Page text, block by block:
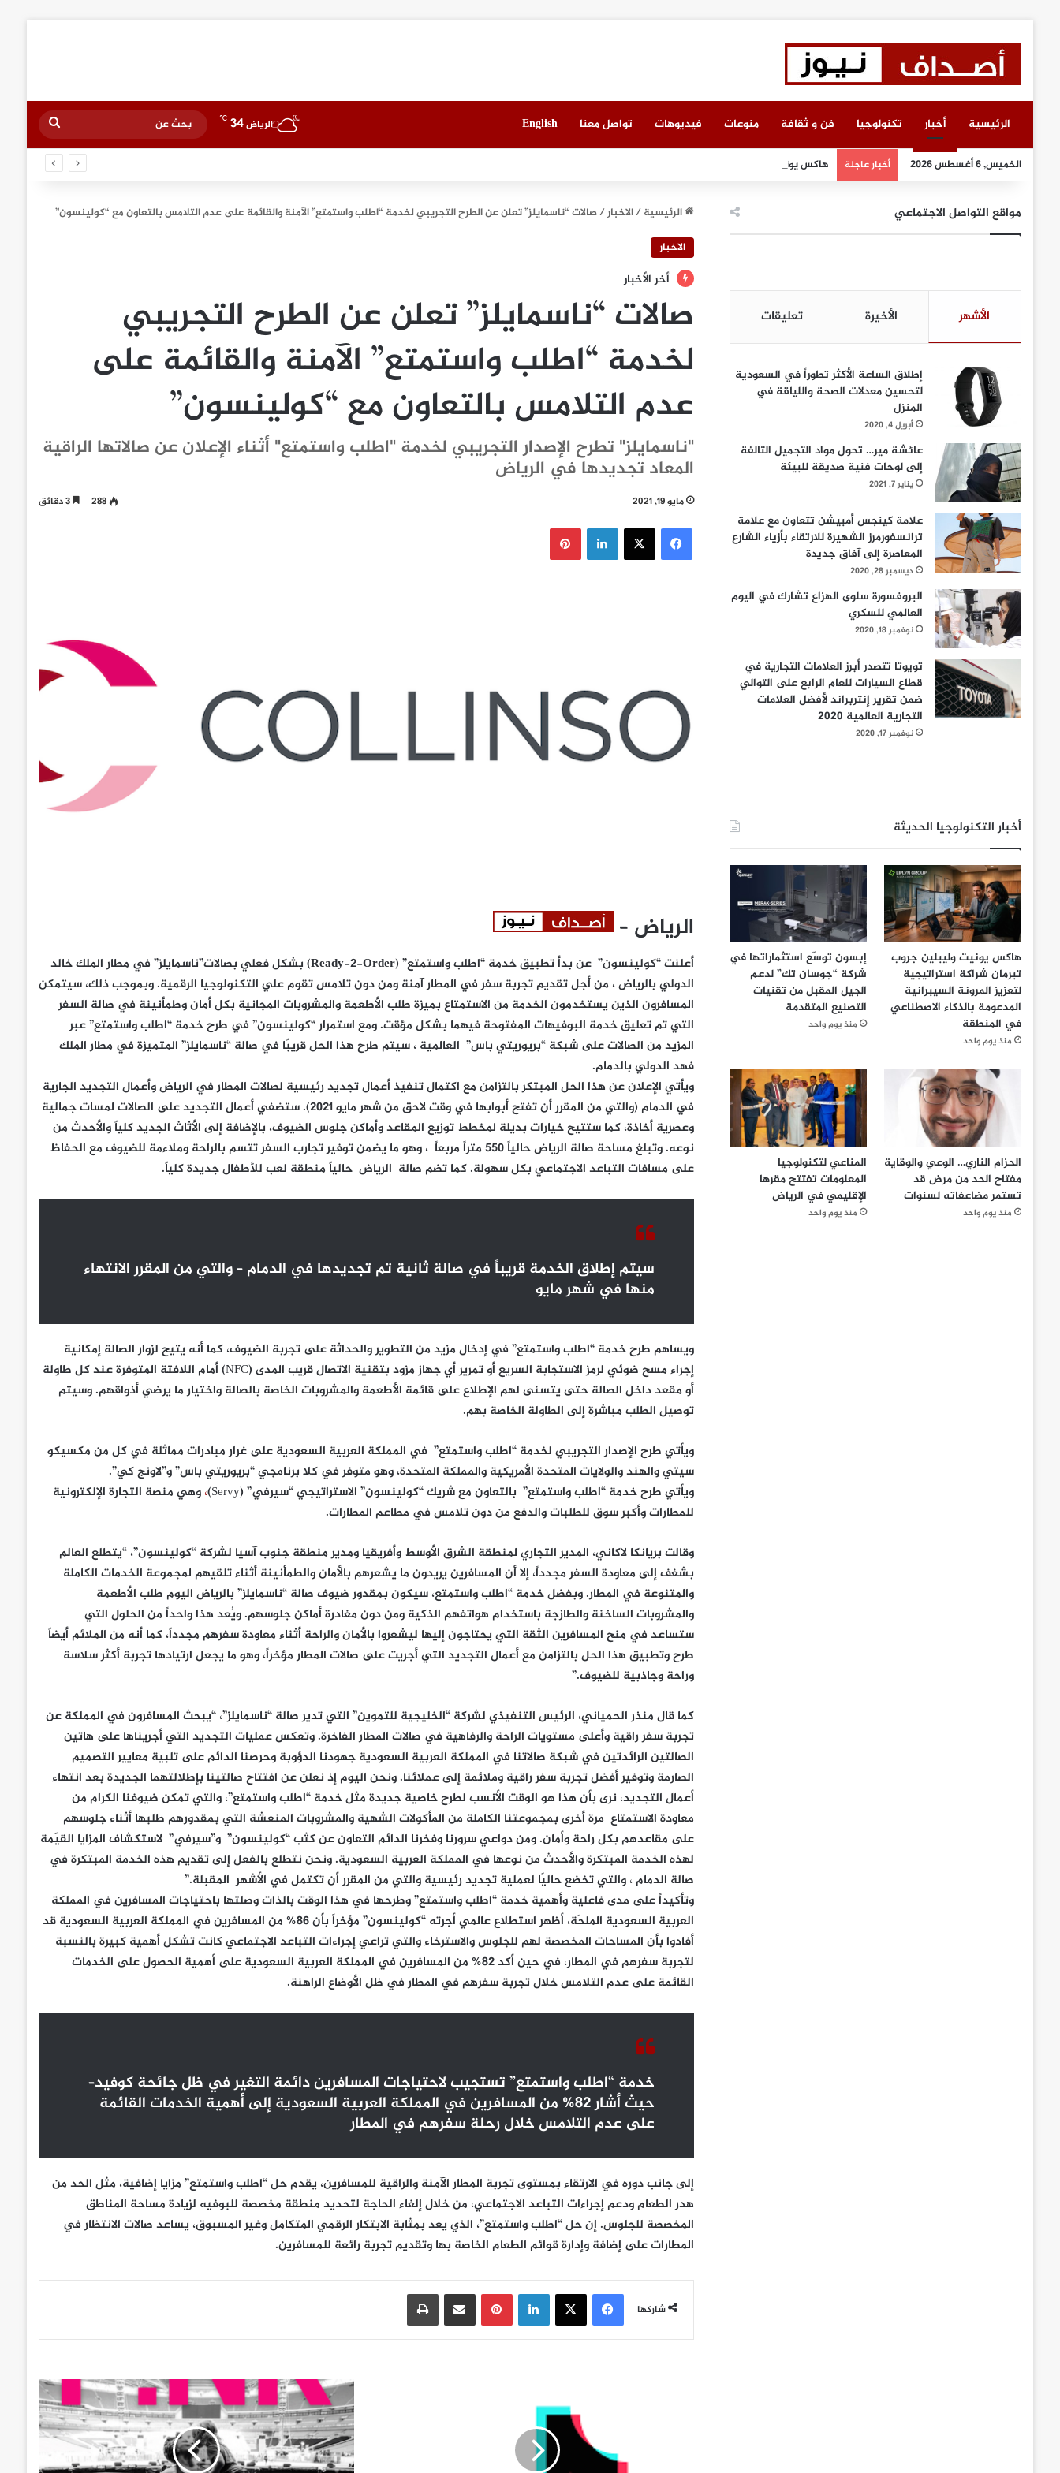
الرئيسية أخبار تكنولوجيا فن و ثقافة منوعات فيديوهات تواصل معنا English الرياض34
℃
بحث
عن
الخميس, 6 أغسطس 2026 أخبار عاجلة هاكس يونيت وليبلين جروب تبرمان شراكة استراتيجية لتعزيز المرونة السيبرانية المدعومة بالذكاء الاصطناعي في المنطقة
الرئيسية/الاخبار/صالات “ناسمايلز” تعلن عن الطرح التجريبي لخدمة “اطلب واستمتع” الآمنة والقائمة على عدم التلامس بالتعاون مع “كولينسون”
الاخبار
أخر الأخبار
صالات “ناسمايلز” تعلن عن الطرح التجريبي
لخدمة “اطلب واستمتع” الآمنة والقائمة على
عدم التلامس بالتعاون مع “كولينسون”
"ناسمايلز" تطرح الإصدار التجريبي لخدمة "اطلب واستمتع" أثناء الإعلان عن صالاتها الراقية
المعاد تجديدها في الرياض
مايو 19, 2021 288 3 دقائق
فيسبوك ‫X لينكدإن
الرياض –
أعلنت “كولينسون” عن بدأ تطبيق خدمة “اطلب واستمتع” (Ready-2-Order) بشكل فعلي بصالات”ناسمايلز” في مطار الملك خالد
الدولي بالرياض ، من أجل تقديم تجربة سفر في المطار آمنة ومن دون تلامس تقوم علي التكنولوجيا الرقمية. وبموجب ذلك، سيتمكن
المسافرون الذين يستخدمون الخدمة من الاستمتاع بميزة طلب الأطعمة والمشروبات المجانية بكل أمان وطمأنينة في صالة السفر
التي تم تعليق خدمة البوفيهات المفتوحة فيهما بشكل مؤقت. ومع استمرار “كولينسون” في طرح خدمة “اطلب واستمتع” عبر
المزيد من الصالات على شبكة “بريوريتي باس” العالمية ، سيتم طرح هذا الحل قريبًا في صالة “ناسمايلز” المتميزة في مطار الملك
فهد الدولي بالدمام.
ويأتي الإعلان عن هذا الحل المبتكر بالتزامن مع اكتمال تنفيذ أعمال تجديد رئيسية لصالات المطار في الرياض وأعمال التجديد الجارية
في الدمام (والتي من المقرر أن تفتح أبوابها في وقت لاحق من شهر مايو 2021). ستضفي أعمال التجديد على الصالات لمسات جمالية
وعصرية أخاذة، كما ستتيح خيارات بديلة لمخطط توزيع المقاعد وأماكن جلوس الضيوف، بالإضافة إلى الأثاث الجديد كلياً والأحدث من
نوعه. وتبلغ مساحة صالة الرياض حالياً 550 متراً مربعاً ، وهو ما يضمن توفير تجارب السفر تتسم بالراحة وملاءمة للضيوف مع الحفاظ
على مسافات التباعد الاجتماعي بكل سهولة. كما تضم صالة الرياض حالياً منطقة لعب للأطفال جديدة كلياً.
سيتم إطلاق الخدمة قريباً في صالة ثانية تم تجديدها في الدمام – والتي من المقرر الانتهاء
منها في شهر مايو
ويساهم طرح خدمة “اطلب واستمتع” في إدخال مزيد من التطوير والحداثة على تجربة الضيوف، كما أنه يتيح لزوار الصالة إمكانية
إجراء مسح ضوئي لرمز الاستجابة السريع أو تمرير أي جهاز مزود بتقنية الاتصال قريب المدى (NFC) أمام اللافتة المتوفرة عند كل طاولة
أو مقعد داخل الصالة حتى يتسنى لهم الإطلاع على قائمة الأطعمة والمشروبات الخاصة بالصالة واختيار ما يرضي أذواقهم. وسيتم
توصيل الطلب مباشرة إلى الطاولة الخاصة بهم.
ويأتي طرح الإصدار التجريبي لخدمة “اطلب واستمتع” في المملكة العربية السعودية على غرار مبادرات مماثلة في كل من مكسيكو
سيتي والهند والولايات المتحدة الأمريكية والمملكة المتحدة، وهو متوفر في كلا برنامجي “بريوريتي باس” و”لاونج كي”.
ويأتي طرح خدمة “اطلب واستمتع” بالتعاون مع شريك “كولينسون” الاستراتيجي “سيرفي” (Servy)
، وهي منصة التجارة الإلكترونية
للمطارات وأكبر سوق للطلبات والدفع من دون تلامس في مطاعم المطارات.
وقالت بريانكا لاكاني، المدير التجاري لمنطقة الشرق الأوسط وأفريقيا ومدير منطقة جنوب آسيا لشركة“كولينسون”، “يتطلع العالم
بشغف إلى معاودة السفر مجدداً، إلا أن المسافرين يريدون ما يشعرهم بالأمان والطمأنينة أثناء تلقيهم لمجموعة الخدمات الكاملة
والمتنوعة في المطار. وبفضل خدمة “اطلب واستمتع، سيكون بمقدور ضيوف صالة “ناسمايلز” بالرياض اليوم طلب الأطعمة
والمشروبات الساخنة والطازجة باستخدام هواتفهم الذكية ومن دون مغادرة أماكن جلوسهم. ويُعد هذا واحداً من الحلول التي
ستساعد في منح المسافرين الثقة التي يحتاجون إليها ليشعروا بالأمان والراحة أثناء معاودة سفرهم مجدداً، كما أنه من الملائم أيضاً
طرح وتطبيق هذا الحل بالتزامن مع أعمال التجديد التي أجريت على صالات المطار مؤخراً، وهو ما يجعل ارتيادها تجربة أكثر سلاسة
وراحة وجاذبية للضيوف.”
كما قال منذر الحمياني، الرئيس التنفيذي لشركة “الخليجية للتموين” التي تدير صالة “ناسمايلز”، “يبحث المسافرون في المملكة عن
تجربة سفر راقية وأعلى مستويات الراحة والرفاهية في صالات المطار الفاخرة. وتعكس عمليات التجديد التي أجريناها على هاتين
الصالتين الرائدتين في شبكة صالاتنا في المملكة العربية السعودية جهودنا الدؤوبة وحرصنا الدائم على تلبية معايير التصميم
الصارمة وتوفير أفضل تجربة سفر راقية وملائمة إلى عملائنا. ونحن اليوم إذ نعلن عن افتتاح صالتينا بإطلالتهما الجديدة بعد انتهاء
أعمال التجديد، نرى بأن هذا هو الوقت الأنسب لطرح خاصية جديدة مثل خدمة “اطلب واستمتع”، والتي تمكن ضيوفنا الكرام من
معاودة الاستمتاع مرة أخرى بمجموعتنا الكاملة من المأكولات الشهية والمشروبات المنعشة التي بمقدورهم طلبها أثناء جلوسهم
على مقاعدهم بكل راحة وأمان. ومن دواعي سرورنا وفخرنا الدائم التعاون عن كثب “كولينسون” و”سيرفي” لاستكشاف المزايا القيّمة
لهذه الخدمة المبتكرة والأحدث من نوعها في المملكة العربية السعودية. ونحن نتطلع بالفعل إلى تقديم هذه الخدمة المبتكرة في
صالة الدمام ، والتي تخضع حاليًا لعملية تجديد رئيسية والتي من المقرر أن تكتمل في الأشهر المقبلة.”
وتأكيداً على مدى فاعلية وأهمية خدمة “اطلب واستمتع” وطرحها في هذا الوقت بالذات وصلتها باحتياجات المسافرين في المملكة
العربية السعودية الملحّة، أظهر استطلاع عالمي أجرته “كولينسون” مؤخراً بأن 86% من المسافرين في المملكة العربية السعودية قد
أفادوا بأن المساحات المخصصة لهم للجلوس والاسترخاء والتي تراعي إجراءات التباعد الاجتماعي كانت تشكل أهمية كبيرة بالنسبة
لتجربة سفرهم في المطار، في حين أكد 82% من المسافرين في المملكة العربية السعودية على أهمية الحصول على الخدمات
القائمة على عدم التلامس خلال تجربة سفرهم في المطار في ظل الأوضاع الراهنة.
خدمة “اطلب واستمتع” تستجيب لاحتياجات المسافرين دائمة التغير في ظل جائحة كوفيد–
حيث أشار 82% من المسافرين في المملكة العربية السعودية إلى أهمية الخدمات القائمة
على عدم التلامس خلال رحلة سفرهم في المطار
إلى جانب دوره في الارتقاء بمستوى تجربة المطار الآمنة والراقية للمسافرين، يقدم حل “اطلب واستمتع” مزايا إضافية، مثل الحد من
هدر الطعام ودعم إجراءات التباعد الاجتماعي، من خلال إلغاء الحاجة لتحديد منطقة مخصصة للبوفيه لزيادة مساحة المناطق
المخصصة للجلوس. إن حل “اطلب واستمتع”، الذي يعد بمثابة الابتكار الرقمي المتكامل وغير المسبوق، يساعد صالات الانتظار في
المطارات على إضافة وإدارة قوائم الطعام الخاصة بها وتقديم تجربة رائعة للمسافرين.
شاركها
فيسبوك ‫X لينكدإن بينتيريست مشاركة عبر البريد
أ
ح
د
ث
ا
ل
مواقع التواصل الاجتماعي
الأشهر الأخيرة تعليقات
إطلاق الساعة الأكثر تطوراً في السعودية
لتحسين معدلات الصحة واللياقة في
المنزل
أبريل 4, 2020
عائشة مير… تحول مواد التجميل التالفة
إلى لوحات فنية صديقة للبيئة
يناير 7, 2021
علامة كينجس أمبيشن تتعاون مع علامة
ترانسفورمرز الشهيرة للارتقاء بأزياء الشارع
المعاصرة إلى آفاق جديدة
ديسمبر 28, 2020
البروفسورة سلوى الهزاع تشارك في اليوم
العالمي للسكري
نوفمبر 18, 2020
تويوتا تتصدر أبرز العلامات التجارية في
قطاع السيارات للعام الرابع على التوالي
ضمن تقرير إنتربراند لأفضل العلامات
التجارية العالمية 2020
نوفمبر 17, 2020
أخبار التكنولوجيا الحديثة
هاكس يونيت وليبلين جروب
تبرمان شراكة استراتيجية
لتعزيز المرونة السيبرانية
المدعومة بالذكاء الاصطناعي
في المنطقة
منذ يوم واحد
إبسون توسّع استثماراتها في
شركة “جوسان تك” لدعم
الجيل المقبل من تقنيات
التصنيع المتقدمة
منذ يوم واحد
الحزام الناري… الوعي والوقاية
مفتاح الحد من مرض قد
تستمر مضاعفاته لسنوات
منذ يوم واحد
المناعي لتكنولوجيا
المعلومات تفتتح مقرها
الإقليمي في الرياض
منذ يوم واحد